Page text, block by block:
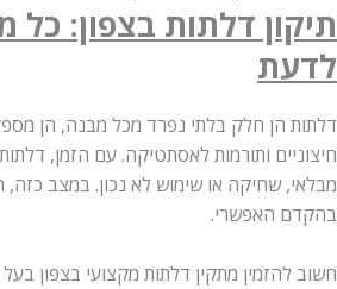
תיקון דלתות בצפון: כל
לדעת
דלתות הן חלק בלתי נפרד מכל מבנה, הן
חיצוניים ותורמות לאסתטיקה. עם הזמן,
מבלאי, שחיקה או שימוש לא נכון. במצב כזה,
בהקדם האפשרי.
חשוב להזמין מתקין דלתות מקצועי בצפון בעל